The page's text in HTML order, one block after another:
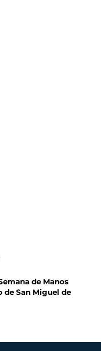
de Manos
de San Miguel de